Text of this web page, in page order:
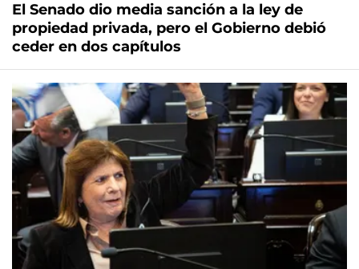
El Senado dio media sanción a la ley de
propiedad privada, pero el Gobierno debió
ceder en dos capítulos